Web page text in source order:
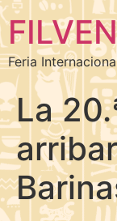
FILVEN
Feria
La